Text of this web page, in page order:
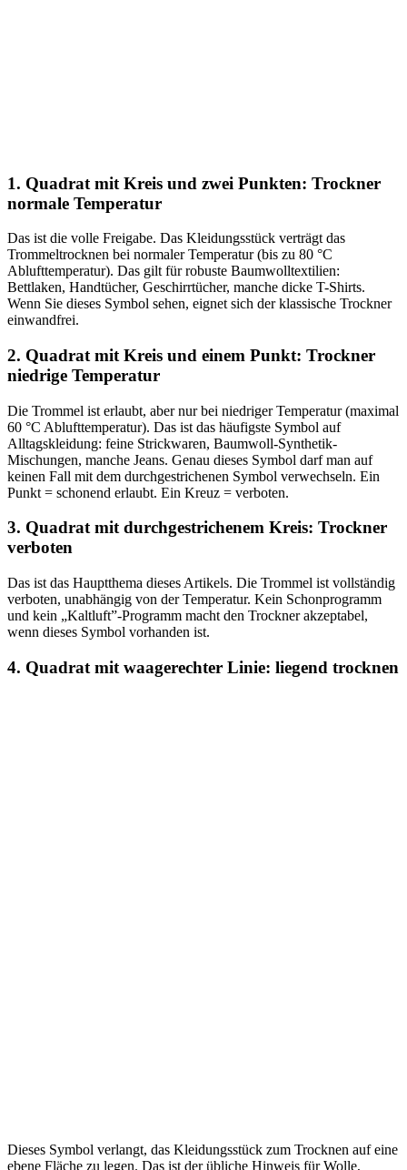
1. Quadrat mit Kreis und zwei Punkten: Trockner
normale Temperatur
Das ist die volle Freigabe. Das Kleidungsstück verträgt das
Trommeltrocknen bei normaler Temperatur (bis zu 80 °C
Ablufttemperatur). Das gilt für robuste Baumwolltextilien:
Bettlaken, Handtücher, Geschirrtücher, manche dicke T-Shirts.
Wenn Sie dieses Symbol sehen, eignet sich der klassische Trockner
einwandfrei.
2. Quadrat mit Kreis und einem Punkt: Trockner
niedrige Temperatur
Die Trommel ist erlaubt, aber nur bei niedriger Temperatur (maximal
60 °C Ablufttemperatur). Das ist das häufigste Symbol auf
Alltagskleidung: feine Strickwaren, Baumwoll-Synthetik-
Mischungen, manche Jeans. Genau dieses Symbol darf man auf
keinen Fall mit dem durchgestrichenen Symbol verwechseln. Ein
Punkt = schonend erlaubt. Ein Kreuz = verboten.
3. Quadrat mit durchgestrichenem Kreis: Trockner
verboten
Das ist das Hauptthema dieses Artikels. Die Trommel ist vollständig
verboten, unabhängig von der Temperatur. Kein Schonprogramm
und kein „Kaltluft”-Programm macht den Trockner akzeptabel,
wenn dieses Symbol vorhanden ist.
4. Quadrat mit waagerechter Linie: liegend trocknen
Dieses Symbol verlangt, das Kleidungsstück zum Trocknen auf eine
ebene Fläche zu legen. Das ist der übliche Hinweis für Wolle,